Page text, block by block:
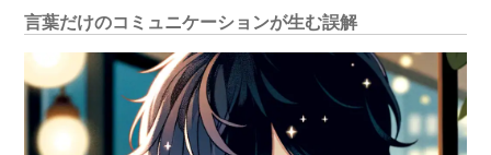
言葉だけのコミュニケーションが生む誤解